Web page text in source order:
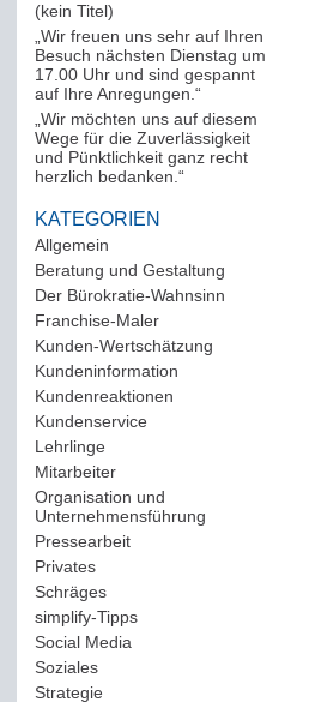
(kein Titel)
„Wir freuen uns sehr auf Ihren
Besuch nächsten Dienstag um
17.00 Uhr und sind gespannt
auf Ihre Anregungen.“
„Wir möchten uns auf diesem
Wege für die Zuverlässigkeit
und Pünktlichkeit ganz recht
herzlich bedanken.“
KATEGORIEN
Allgemein
Beratung und Gestaltung
Der Bürokratie-Wahnsinn
Franchise-Maler(42)
Kunden-Wertschätzung
Kundeninformation
Kundenreaktionen
Kundenservice(178)
Lehrlinge(54)
Mitarbeiter(163)
Organisation und
Unternehmensführung
Pressearbeit(12)
Privates(193)
Schräges(161)
simplify-Tipps(123)
Social Media
Soziales(37)
Strategie(220)